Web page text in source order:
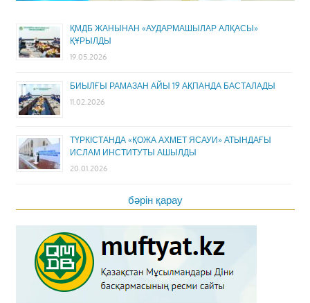
ҚМДБ ЖАНЫНАН «АУДАРМАШЫЛАР АЛҚАСЫ»
ҚҰРЫЛДЫ
19.05.2026
БИЫЛҒЫ РАМАЗАН АЙЫ 19 АҚПАНДА БАСТАЛАДЫ
11.02.2026
ТҮРКІСТАНДА «ҚОЖА АХМЕТ ЯСАУИ» АТЫНДАҒЫ
ИСЛАМ ИНСТИТУТЫ АШЫЛДЫ
20.01.2026
бәрін қарау